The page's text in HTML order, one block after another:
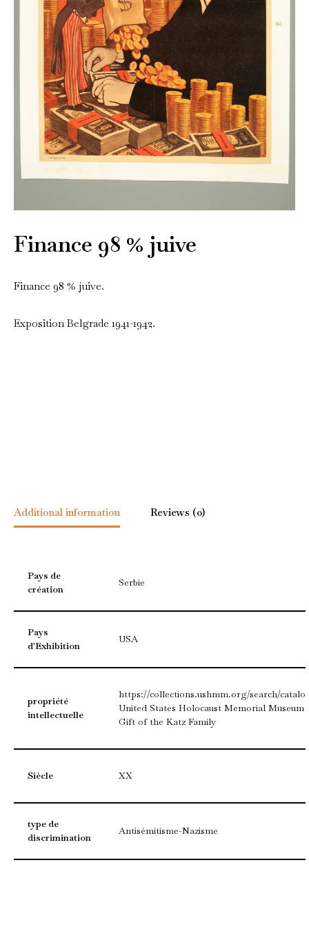
Finance 98 % juive
Finance 98 % juive.
Exposition Belgrade 1941-1942.
Additional information Reviews (0)
Pays de
création
Serbie
Pays
d'Exhibition
USA
propriété
intellectuelle
https://collections.ushmm.org/search/
United States Holocaust Memorial Museum
Gift of the Katz Family
Siècle XX
type de
discrimination
Antisémitisme-Nazisme